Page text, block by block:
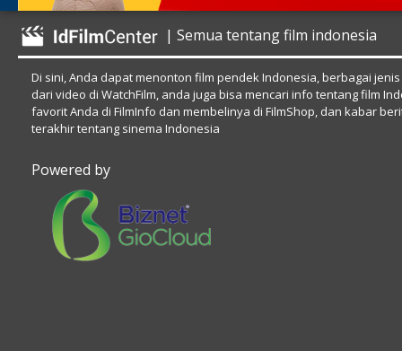
| Semua tentang film indonesia
Di sini, Anda dapat menonton film pendek Indonesia, berbagai
dari video di WatchFilm, anda juga bisa mencari info tentang film
favorit Anda di FilmInfo dan membelinya di FilmShop, dan kabar
terakhir tentang sinema Indonesia
Powered by